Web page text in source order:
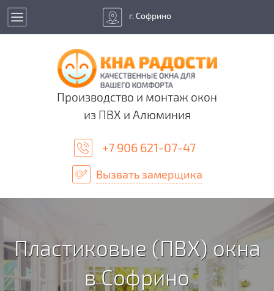
г. Софрино
Производство и монтаж окон
из ПВХ и Алюминия
+7 906 621-07-47
Вызвать замерщика
Пластиковые (ПВХ) окна
в Софрино